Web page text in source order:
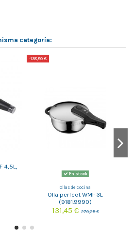
categoría:
4,5L,
-138,80 €
En stock
Ollas de cocina
Olla perfect WMF 3L
(9181.9990)
131,45 € 270,25 €